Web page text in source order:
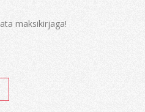
maksikirjaga!